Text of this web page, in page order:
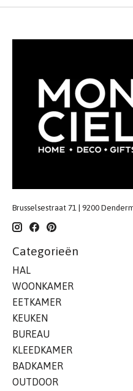
Brusselsestraat 71 | 9200
Categorieën
HAL
WOONKAMER
EETKAMER
KEUKEN
BUREAU
KLEEDKAMER
BADKAMER
OUTDOOR